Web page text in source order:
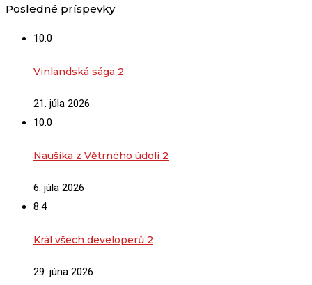
Posledné príspevky
10.0
Vinlandská sága 2
21. júla 2026
10.0
Naušika z Větrného údolí 2
6. júla 2026
8.4
Král všech developerů 2
29. júna 2026